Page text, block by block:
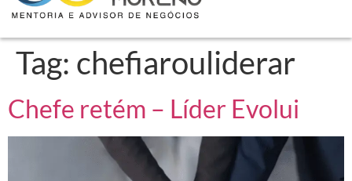
Tag: chefiarouliderar
Chefe retém – Líder Evolui